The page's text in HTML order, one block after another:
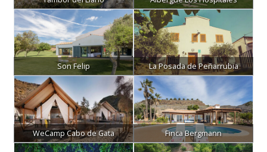
Son Felip La Posada de Peñarrubia
WeCamp Cabo de Gata Finca Bergmann